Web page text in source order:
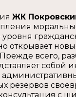
ЖК
всего,
собой
резервов
с